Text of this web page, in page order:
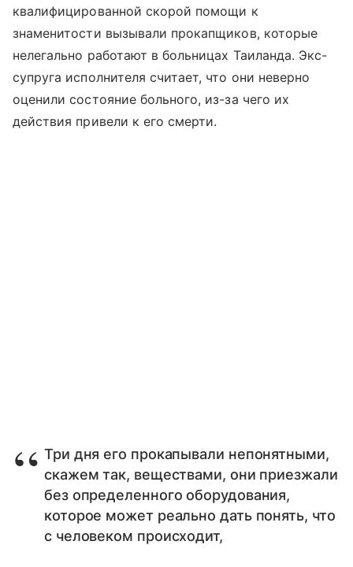
квалифицированной скорой помощи к
знаменитости вызывали прокапщиков, которые
нелегально работают в больницах Таиланда. Экс-
супруга исполнителя считает, что они неверно
оценили состояние больного, из-за чего их
действия привели к его смерти.
Три дня его прокапывали непонятными,
скажем так, веществами, они приезжали
без определенного оборудования,
которое может реально дать понять, что
с человеком происходит,